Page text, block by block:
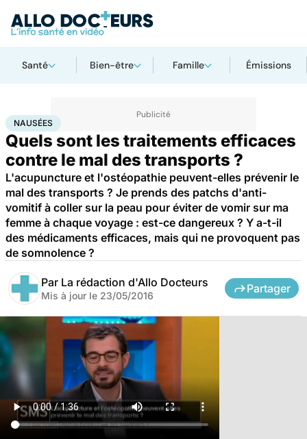
Santé Bien-être Famille Émissions
AccueilSanté
NAUSÉES
Quels sont les traitements efficaces
contre le mal des transports ?
L'acupuncture et l'ostéopathie peuvent-elles prévenir le
mal des transports ? Je prends des patchs d'anti-
vomitif à coller sur la peau pour éviter de vomir sur ma
femme à chaque voyage : est-ce dangereux ? Y a-t-il
des médicaments efficaces, mais qui ne provoquent pas
de somnolence ?
Par La rédaction d'Allo Docteurs
Mis à jour le 23/05/2016
Partager